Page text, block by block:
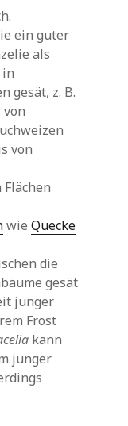
ein guter
als
gesät, z. B.
von
wieQuecke
die
gesät
junger
Frost
kann
junger